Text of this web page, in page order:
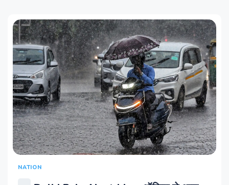
NATION